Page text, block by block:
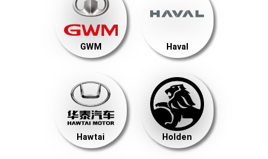
GWM Haval
Hawtai Holden